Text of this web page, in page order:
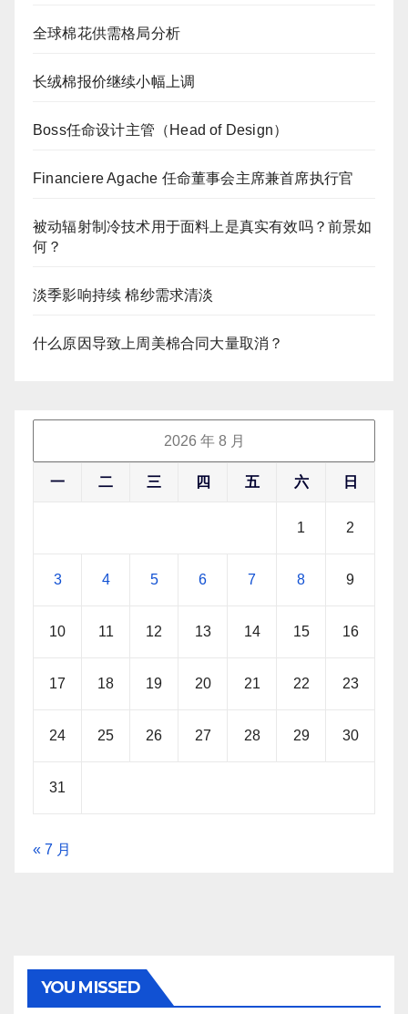
全球棉花供需格局分析
长绒棉报价继续小幅上调
Boss任命设计主管（Head of Design）
Financiere Agache 任命董事会主席兼首席执行官
被动辐射制冷技术用于面料上是真实有效吗？前景如
何？
淡季影响持续 棉纱需求清淡
什么原因导致上周美棉合同大量取消？
2026 年 8 月
一 二 三 四 五 六 日
1 2
3 4 5 6 7 8 9
10 11 12 13 14 15 16
17 18 19 20 21 22 23
24 25 26 27 28 29 30
31
« 7 月
YOU MISSED